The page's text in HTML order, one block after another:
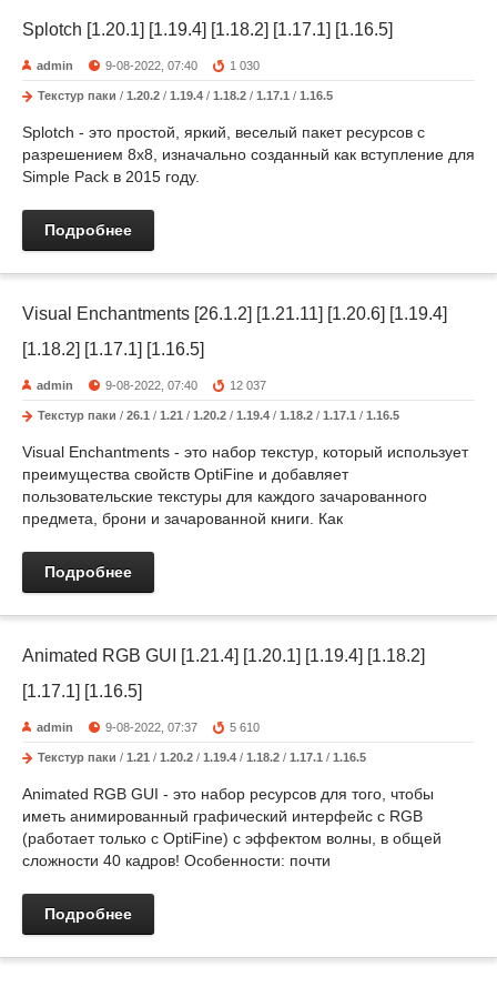
Splotch [1.20.1] [1.19.4] [1.18.2] [1.17.1] [1.16.5]
admin 9-08-2022, 07:40 1 030
Текстур паки / 1.20.2 / 1.19.4 / 1.18.2 / 1.17.1 / 1.16.5
Splotch - это простой, яркий, веселый пакет ресурсов с
разрешением 8x8, изначально созданный как вступление для
Simple Pack в 2015 году.
Подробнее
Visual Enchantments [26.1.2] [1.21.11] [1.20.6] [1.19.4]
[1.18.2] [1.17.1] [1.16.5]
admin 9-08-2022, 07:40 12 037
Текстур паки / 26.1 / 1.21 / 1.20.2 / 1.19.4 / 1.18.2 / 1.17.1 / 1.16.5
Visual Enchantments - это набор текстур, который использует
преимущества свойств OptiFine и добавляет
пользовательские текстуры для каждого зачарованного
предмета, брони и зачарованной книги. Как
Подробнее
Animated RGB GUI [1.21.4] [1.20.1] [1.19.4] [1.18.2]
[1.17.1] [1.16.5]
admin 9-08-2022, 07:37 5 610
Текстур паки / 1.21 / 1.20.2 / 1.19.4 / 1.18.2 / 1.17.1 / 1.16.5
Animated RGB GUI - это набор ресурсов для того, чтобы
иметь анимированный графический интерфейс с RGB
(работает только с OptiFine) с эффектом волны, в общей
сложности 40 кадров! Особенности: почти
Подробнее